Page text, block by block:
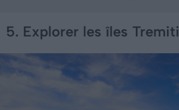
5. Explorer les îles Tremiti